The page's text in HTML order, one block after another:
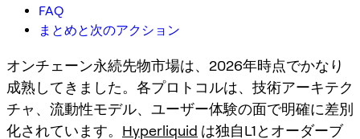
FAQ
まとめと次のアクション
オンチェーン永続先物市場は、2026年時点でかなり
成熟してきました。各プロトコルは、技術アーキテク
チャ、流動性モデル、ユーザー体験の面で明確に差別
化されています。 Hyperliquid は独自L1とオーダーブ